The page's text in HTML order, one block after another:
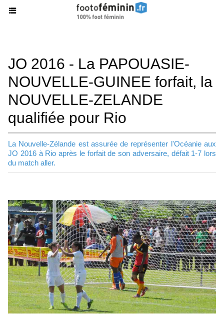
JO 2016 - La PAPOUASIE-
NOUVELLE-GUINEE forfait, la
NOUVELLE-ZELANDE
qualifiée pour Rio
La Nouvelle-Zélande est assurée de représenter l'Océanie aux
JO 2016 à Rio après le forfait de son adversaire, défait 1-7 lors
du match aller.